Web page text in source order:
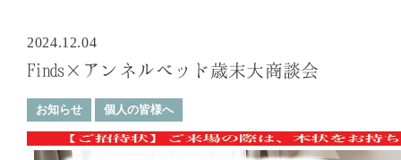
2024.12.04
Finds×アンネルベッド歳末大商談会
お知らせ 個人の皆様へ